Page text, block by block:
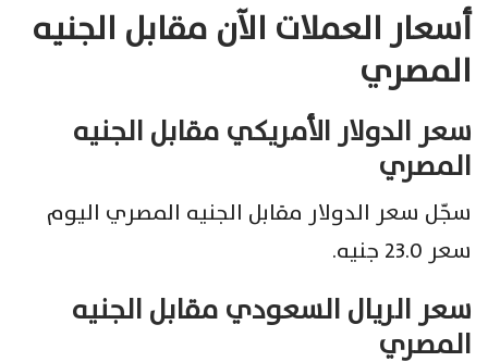
أسعار العملات الآن مقابل الجنيه
المصري
سعر الدولار الأمريكي مقابل الجنيه
المصري
سجّل سعر الدولار مقابل الجنيه المصري اليوم
سعر 23.0 جنيه.
سعر الريال السعودي مقابل الجنيه
المصري